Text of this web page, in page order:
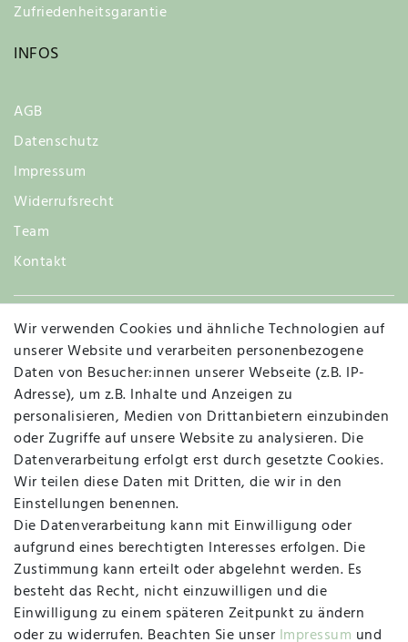
Zufriedenheitsgarantie
INFOS
AGB
Datenschutz
Impressum
Widerrufsrecht
Team
Kontakt
Widerruf
Vertrag widerrufen Kontakt
MAPALI VOR ORT
Herzogstraße 10
47533 Kleve
Montag, Dienstag, Donnerstag, Freitag
09:00 Uhr bis 13:00 Uhr
Wir verwenden Cookies und ähnliche Technologien auf
unserer Website und verarbeiten personenbezogene
Daten von Besucher:innen unserer Webseite (z.B. IP-
Adresse), um z.B. Inhalte und Anzeigen zu
personalisieren, Medien von Drittanbietern einzubinden
oder Zugriffe auf unsere Website zu analysieren. Die
Datenverarbeitung erfolgt erst durch gesetzte Cookies.
Wir teilen diese Daten mit Dritten, die wir in den
Einstellungen benennen.
Die Datenverarbeitung kann mit Einwilligung oder
aufgrund eines berechtigten Interesses erfolgen. Die
Zustimmung kann erteilt oder abgelehnt werden. Es
besteht das Recht, nicht einzuwilligen und die
Einwilligung zu einem späteren Zeitpunkt zu ändern
oder zu widerrufen. Beachten Sie unser Impressum und